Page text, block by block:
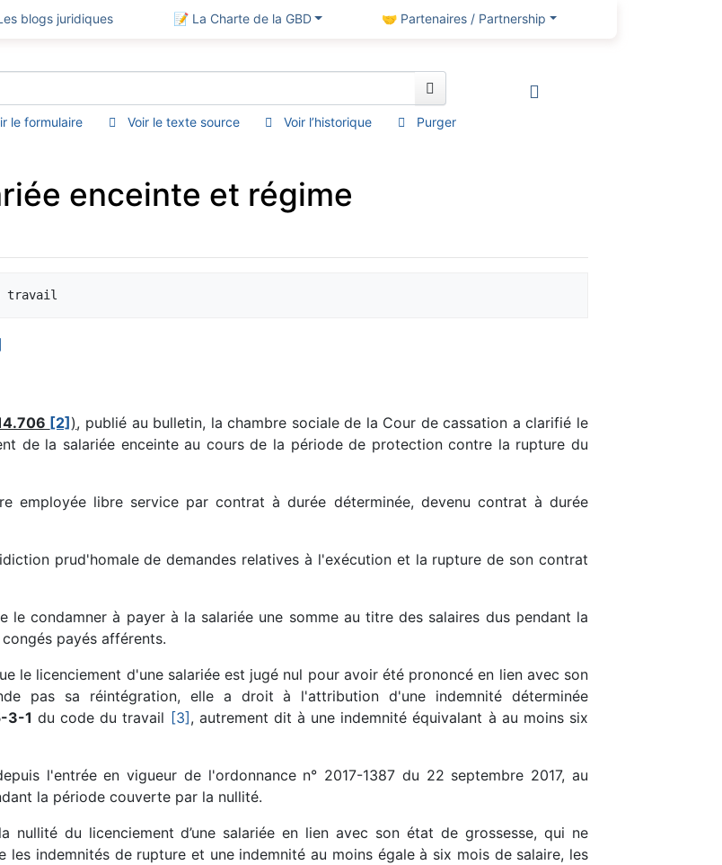
blogs juridiques 📝 La Charte de la GBD 🤝 Partenaires / Partnership
le formulaire Voir le texte source Voir l’historique Purger
enceinte et régime
[2]), publié au bulletin, la chambre sociale de la Cour de cassation a clarifié le
de la salariée enceinte au cours de la période de protection contre la rupture du
employée libre service par contrat à durée déterminée, devenu contrat à durée
prud'homale de demandes relatives à l'exécution et la rupture de son contrat
condamner à payer à la salariée une somme au titre des salaires dus pendant la
payés afférents.
le licenciement d'une salariée est jugé nul pour avoir été prononcé en lien avec son
pas sa réintégration, elle a droit à l'attribution d'une indemnité déterminée
3-1 du code du travail [3], autrement dit à une indemnité équivalant à au moins six
l'entrée en vigueur de l'ordonnance n° 2017-1387 du 22 septembre 2017, au
la période couverte par la nullité.
du licenciement d’une salariée en lien avec son état de grossesse, qui ne
indemnités de rupture et une indemnité au moins égale à six mois de salaire, les